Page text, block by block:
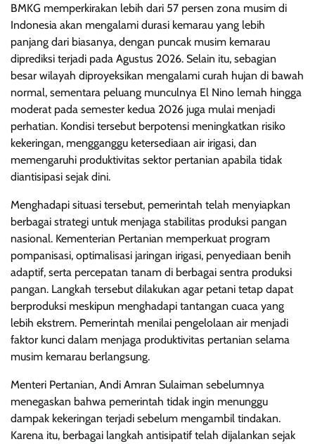
BMKG memperkirakan lebih dari 57 persen zona musim di
Indonesia akan mengalami durasi kemarau yang lebih
panjang dari biasanya, dengan puncak musim kemarau
diprediksi terjadi pada Agustus 2026. Selain itu, sebagian
besar wilayah diproyeksikan mengalami curah hujan di bawah
normal, sementara peluang munculnya El Nino lemah hingga
moderat pada semester kedua 2026 juga mulai menjadi
perhatian. Kondisi tersebut berpotensi meningkatkan risiko
kekeringan, mengganggu ketersediaan air irigasi, dan
memengaruhi produktivitas sektor pertanian apabila tidak
diantisipasi sejak dini.
Menghadapi situasi tersebut, pemerintah telah menyiapkan
berbagai strategi untuk menjaga stabilitas produksi pangan
nasional. Kementerian Pertanian memperkuat program
pompanisasi, optimalisasi jaringan irigasi, penyediaan benih
adaptif, serta percepatan tanam di berbagai sentra produksi
pangan. Langkah tersebut dilakukan agar petani tetap dapat
berproduksi meskipun menghadapi tantangan cuaca yang
lebih ekstrem. Pemerintah menilai pengelolaan air menjadi
faktor kunci dalam menjaga produktivitas pertanian selama
musim kemarau berlangsung.
Menteri Pertanian, Andi Amran Sulaiman sebelumnya
menegaskan bahwa pemerintah tidak ingin menunggu
dampak kekeringan terjadi sebelum mengambil tindakan.
Karena itu, berbagai langkah antisipatif telah dijalankan sejak